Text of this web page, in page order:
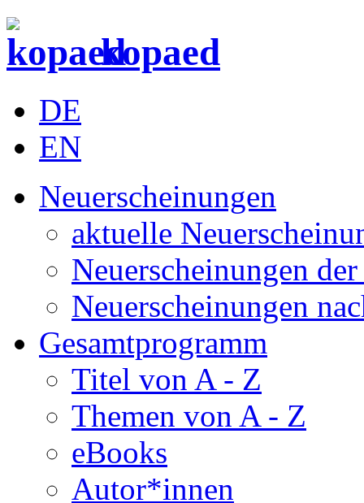
kopaed
DE
EN
Neuerscheinungen
aktuelle
Neuerscheinungen
Neuerscheinungen
Gesamtprogramm
Titel von A - Z
Themen von A - Z
eBooks
Autor*innen